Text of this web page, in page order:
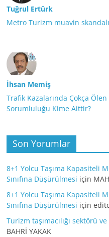
Tuğrul Ertürk
Metro Turizm muavin
İhsan Memiş
Trafik Kazalarında Çokça
Sorumluluğu Kime Aittir?
Son Yorumlar
8+1 Yolcu Taşıma Kapasiteli
Sınıfına Düşürülmesi için
8+1 Yolcu Taşıma Kapasiteli
Sınıfına Düşürülmesi için
Turizm taşımacılığı sektörü
BAHRİ YAKAK